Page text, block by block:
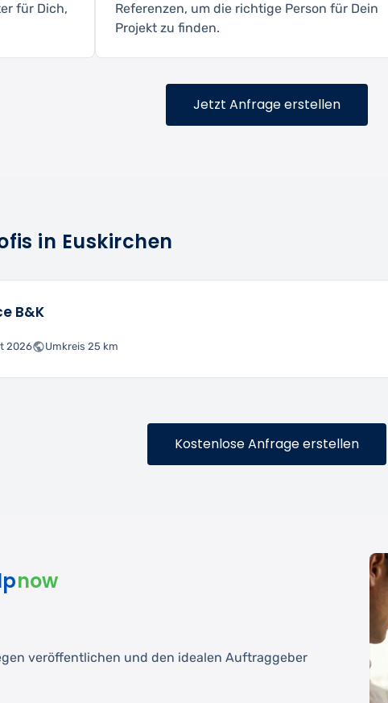
für Dich,
Referenzen, um die richtige Person für Dein
Projekt zu finden.
Jetzt Anfrage erstellen
in Euskirchen
B&K
2026 Umkreis 25 km
Kostenlose Anfrage erstellen
now
veröffentlichen und den idealen Auftraggeber